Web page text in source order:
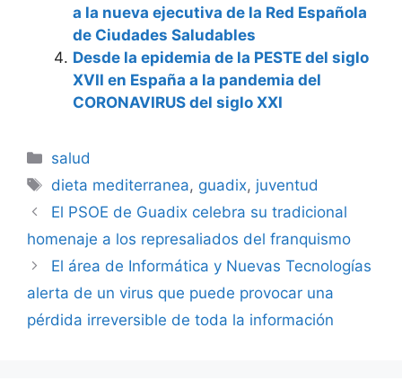
a la nueva ejecutiva de la Red Española
de Ciudades Saludables
Desde la epidemia de la PESTE del siglo
XVII en España a la pandemia del
CORONAVIRUS del siglo XXI
Categorías
salud
Etiquetas
dieta mediterranea, guadix, juventud
El PSOE de Guadix celebra su tradicional
homenaje a los represaliados del franquismo
El área de Informática y Nuevas Tecnologías
alerta de un virus que puede provocar una
pérdida irreversible de toda la información